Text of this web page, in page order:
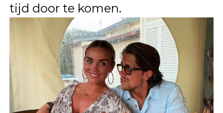
tijd door te komen.